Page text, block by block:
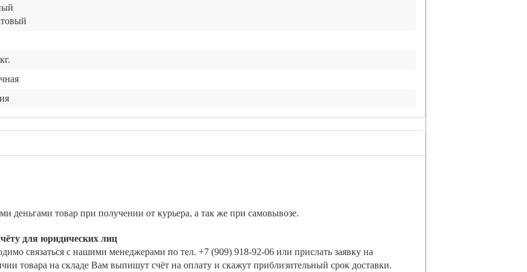
до 0 кг.
деньгами товар при получении от курьера, а так же при самовывозе.
для юридических лиц
связаться с нашими менеджерами по тел. +7 (909) 918-92-06 или прислать заявку на
товара на складе Вам выпишут счёт на оплату и скажут приблизительный срок доставки.